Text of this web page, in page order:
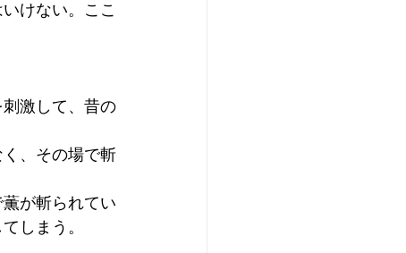
けない。ここ
激して、昔の
、その場で斬
が斬られてい
しまう。